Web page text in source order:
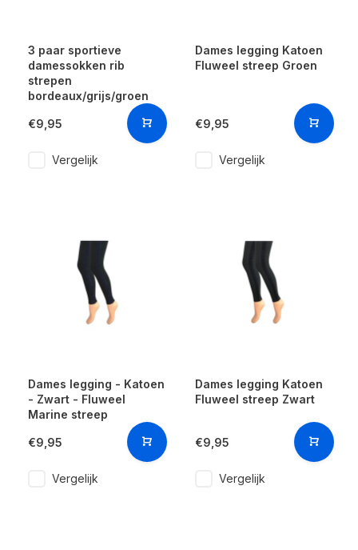
3 paar sportieve
damessokken rib
strepen
bordeaux/grijs/groen
€9,95
Vergelijk
Dames legging Katoen
Fluweel streep Groen
€9,95
Vergelijk
Dames legging - Katoen
- Zwart - Fluweel
Marine streep
€9,95
Vergelijk
Dames legging Katoen
Fluweel streep Zwart
€9,95
Vergelijk